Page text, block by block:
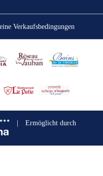
Verkaufsbedingungen
| Ermöglicht durch